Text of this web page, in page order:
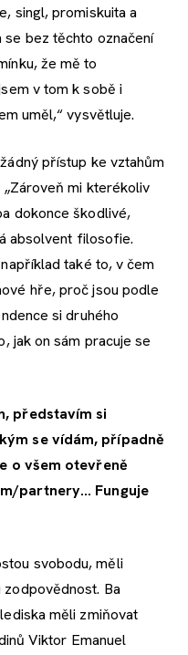
singl, promiskuita a
se bez těchto označení
že mě to
v tom k sobě i
uměl,“ vysvětluje.
přístup ke vztahům
mi kterékoliv
dokonce škodlivé,
absolvent filosofie.
také to, v čem
hře, proč jsou podle
si druhého
jak on sám pracuje se
představím si
se vídám, případně
o všem otevřeně
partnery... Funguje
svobodu, měli
Ba
měli zmiňovat
Viktor Emanuel